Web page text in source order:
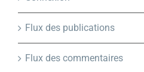
Flux des publications
Flux des commentaires